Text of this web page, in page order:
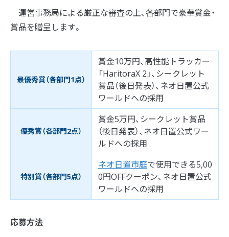
運営事務局による厳正な審査の上、各部門で豪華賞金・
賞品を贈呈します。
最優秀賞（各部門1点）
賞金10万円、高性能トラッカー
「HaritoraX 2」、シークレット
賞品（後日発表）、ネオ日置公式
ワールドへの採用
優秀賞（各部門2点）
賞金5万円、シークレット賞品
（後日発表）、ネオ日置公式ワー
ルドへの採用
特別賞（各部門5点）
ネオ日置市庭で使用できる5,00
0円OFFクーポン、ネオ日置公式
ワールドへの採用
応募方法